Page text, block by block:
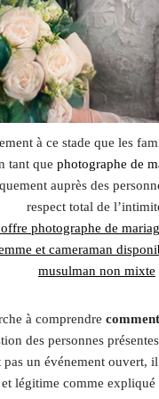
à ce stade que les
tant que photographe de
auprès des
respect total de
photographe de
et cameraman
musulman non mixte
à comprendre
des personnes
pas un événement ouvert,
légitime comme expliqué